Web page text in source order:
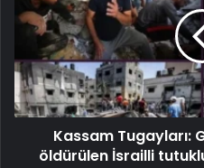
Kassam Tugayları:
öldürülen İsrailli